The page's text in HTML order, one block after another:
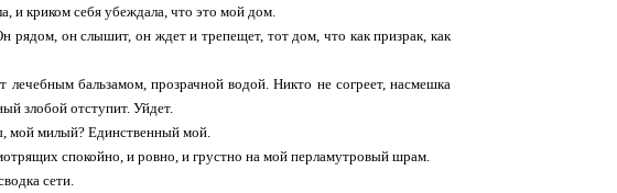
и криком себя убеждала, что это мой дом.
рядом, он слышит, он ждет и трепещет, тот дом, что как призрак, как
бальзамом, прозрачной водой. Никто не согреет, насмешка
злобой отступит. Уйдет.
мой милый? Единственный мой.
спокойно, и ровно, и грустно на мой перламутровый шрам.
сети.